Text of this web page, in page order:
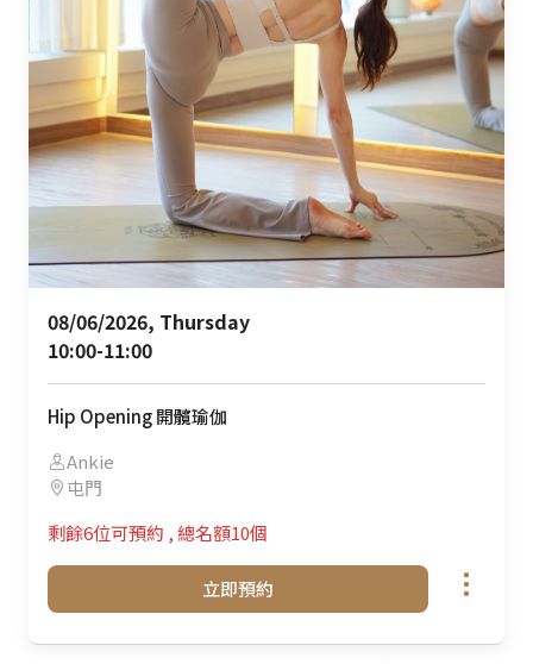
08/06/2026, Thursday
10:00-11:00
Hip Opening 開髖瑜伽
Ankie
屯門
剩餘6位可預約 ,總名額10個
立即預約